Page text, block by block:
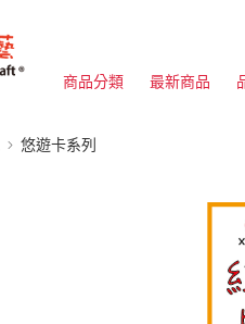
商品分類 最新商品
悠遊卡系列